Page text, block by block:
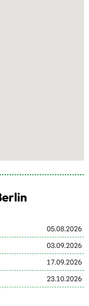
05.08.2026
03.09.2026
17.09.2026
23.10.2026